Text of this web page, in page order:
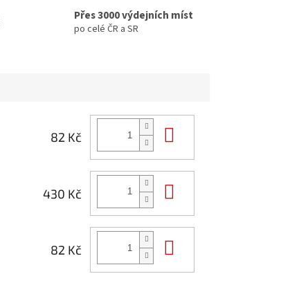
Přes 3000 výdejních míst
po celé ČR a SR
82 Kč
430 Kč
82 Kč